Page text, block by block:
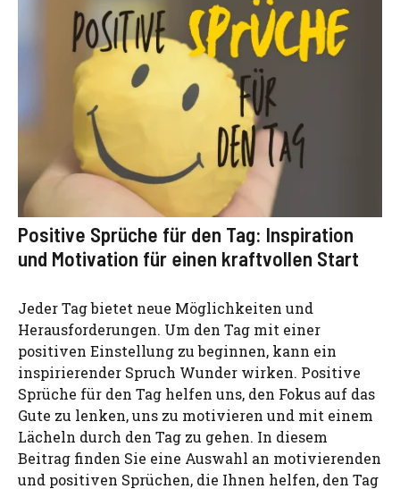
Positive Sprüche für den Tag: Inspiration
und Motivation für einen kraftvollen Start
Jeder Tag bietet neue Möglichkeiten und
Herausforderungen. Um den Tag mit einer
positiven Einstellung zu beginnen, kann ein
inspirierender Spruch Wunder wirken. Positive
Sprüche für den Tag helfen uns, den Fokus auf das
Gute zu lenken, uns zu motivieren und mit einem
Lächeln durch den Tag zu gehen. In diesem
Beitrag finden Sie eine Auswahl an motivierenden
und positiven Sprüchen, die Ihnen helfen, den Tag